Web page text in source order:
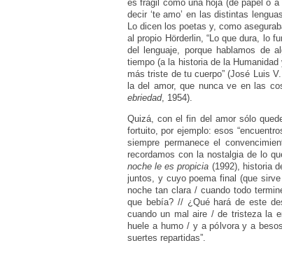
es frágil como una hoja (de papel o
decir ‘te amo’ en las distintas
Lo dicen los poetas y, como
al propio Hörderlin, “Lo que dura, lo
del lenguaje, porque hablamos de
tiempo (a la historia de la
más triste de tu cuerpo” (José Luis
la del amor, que nunca ve en las
ebriedad, 1954).
Quizá, con el fin del amor sólo
fortuito, por ejemplo: esos
siempre permanece el
recordamos con la nostalgia de lo
noche le es propicia (1992), historia
juntos, y cuyo poema final (que
noche tan clara / cuando todo
que bebía? // ¿Qué hará de este
cuando un mal aire / de tristeza la
huele a humo / y a pólvora y a
suertes repartidas”.